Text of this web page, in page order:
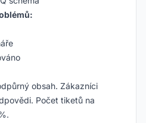
obsah. Zákazníci
Počet tiketů na